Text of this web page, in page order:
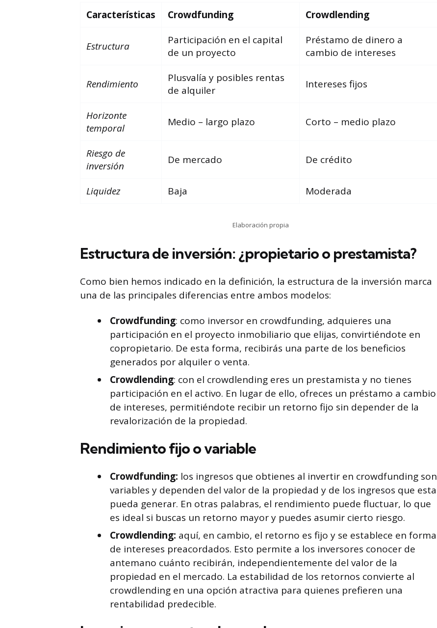
Características Crowdfunding Crowdlending
Estructura
Participación en el capital
de un proyecto
Préstamo de dinero a
cambio de intereses
Rendimiento
Plusvalía y posibles rentas
de alquiler
Intereses fijos
Horizonte
temporal
Medio – largo plazo Corto – medio plazo
Riesgo de
inversión
De mercado De crédito
Liquidez Baja Moderada
Elaboración propia
Estructura de inversión: ¿propietario o prestamista?
Como bien hemos indicado en la definición, la estructura de la inversión marca
una de las principales diferencias entre ambos modelos:
Crowdfunding: como inversor en crowdfunding, adquieres una
participación en el proyecto inmobiliario que elijas, convirtiéndote en
copropietario. De esta forma, recibirás una parte de los beneficios
generados por alquiler o venta.
Crowdlending: con el crowdlending eres un prestamista y no tienes
participación en el activo. En lugar de ello, ofreces un préstamo a cambio
de intereses, permitiéndote recibir un retorno fijo sin depender de la
revalorización de la propiedad.
Rendimiento fijo o variable
Crowdfunding: los ingresos que obtienes al invertir en crowdfunding son
variables y dependen del valor de la propiedad y de los ingresos que esta
pueda generar. En otras palabras, el rendimiento puede fluctuar, lo que
es ideal si buscas un retorno mayor y puedes asumir cierto riesgo.
Crowdlending: aquí, en cambio, el retorno es fijo y se establece en forma
de intereses preacordados. Esto permite a los inversores conocer de
antemano cuánto recibirán, independientemente del valor de la
propiedad en el mercado. La estabilidad de los retornos convierte al
crowdlending en una opción atractiva para quienes prefieren una
rentabilidad predecible.